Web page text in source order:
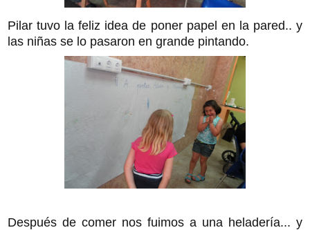
Pilar tuvo la feliz idea de poner papel en la pared.. y
las niñas se lo pasaron en grande pintando.
Después de comer nos fuimos a una heladería... y